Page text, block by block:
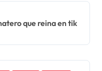
que reina en tik